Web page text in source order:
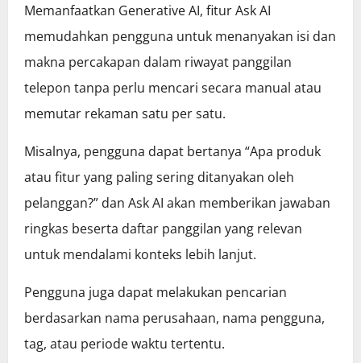
Memanfaatkan Generative AI, fitur Ask AI
memudahkan pengguna untuk menanyakan isi dan
makna percakapan dalam riwayat panggilan
telepon tanpa perlu mencari secara manual atau
memutar rekaman satu per satu.
Misalnya, pengguna dapat bertanya “Apa produk
atau fitur yang paling sering ditanyakan oleh
pelanggan?” dan Ask AI akan memberikan jawaban
ringkas beserta daftar panggilan yang relevan
untuk mendalami konteks lebih lanjut.
Pengguna juga dapat melakukan pencarian
berdasarkan nama perusahaan, nama pengguna,
tag, atau periode waktu tertentu.